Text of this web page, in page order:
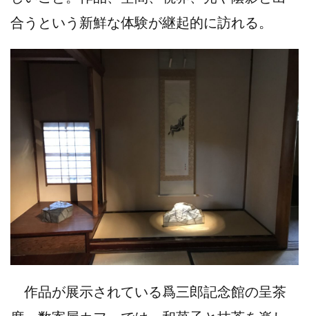
合うという新鮮な体験が継起的に訪れる。
作品が展示されている爲三郎記念館の呈茶